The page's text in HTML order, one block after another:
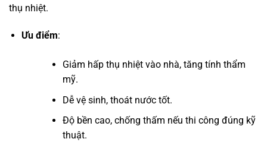
thụ nhiệt.
Ưu điểm:
Giảm hấp thụ nhiệt vào nhà, tăng tính thẩm
mỹ.
Dễ vệ sinh, thoát nước tốt.
Độ bền cao, chống thấm nếu thi công đúng kỹ
thuật.